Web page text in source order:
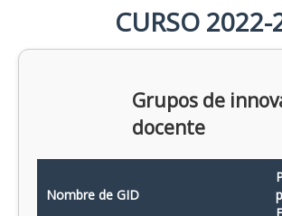
CURSO
Grupos de
docente
Nombre de GID